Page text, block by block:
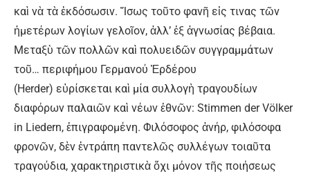
καὶ νὰ τὰ ἐκ­δό­σω­σιν. Ἴσως τοῦτο φανῆ εἰς τινας τῶν
ἡμετέρων λογίων γελοῖον, ἀλλ’ ἐξ ἀγνω­σίας βέβαια.
Μεταξὺ τῶν πολλῶν καὶ πολυειδῶν συγγραμμάτων
τοῦ… περι­φή­μου Γερμανού Ἑρδέρου
(Herder) εὑρίσκεται καὶ μία συλλογὴ τραγουδίων
διαφόρων παλαιῶν καὶ νέων ἐθνῶν: Stimmen der Völker
in Liedern, ἐπι­γρα­φομένη. Φιλόσοφος ἀνήρ, φιλόσοφα
φρονῶν, δὲν ἐντράπη παντελῶς συλλέγων τοιαῦτα
τραγούδια, χαρακτηριστικὰ ὄχι μόνον τῆς ποιήσεως